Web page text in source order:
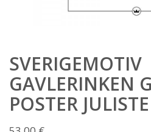
SVERIGEMOTIV
GAVLERINKEN
POSTER